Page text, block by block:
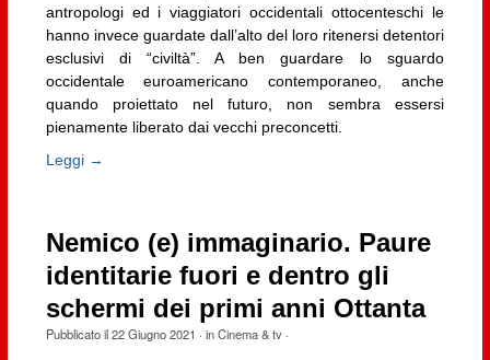
antropologi ed i viaggiatori occidentali ottocenteschi le
hanno invece guardate dall’alto del loro ritenersi detentori
esclusivi di “civiltà”. A ben guardare lo sguardo
occidentale euroamericano contemporaneo, anche
quando proiettato nel futuro, non sembra essersi
pienamente liberato dai vecchi preconcetti.
Leggi →
Nemico (e) immaginario. Paure
identitarie fuori e dentro gli
schermi dei primi anni Ottanta
Pubblicato il22 Giugno 2021 · inCinema & tv·